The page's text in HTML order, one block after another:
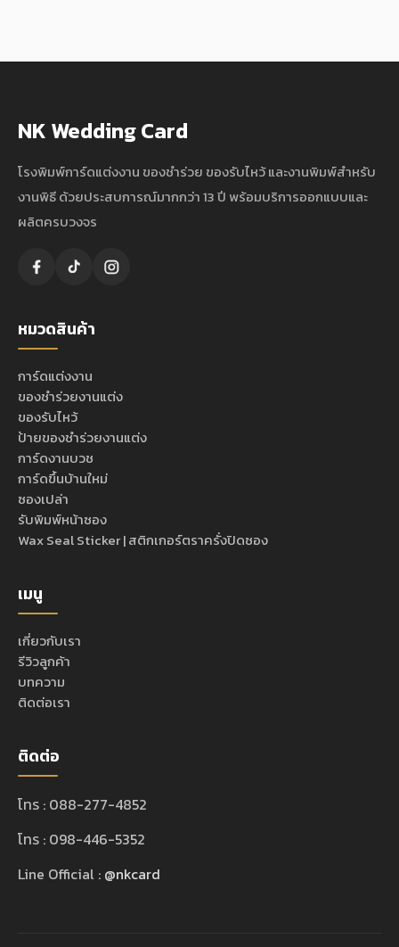
NK Wedding Card
โรงพิมพ์การ์ดแต่งงาน ของชำร่วย ของรับไหว้ และงานพิมพ์สำหรับ
งานพิธี ด้วยประสบการณ์มากกว่า 13 ปี พร้อมบริการออกแบบและ
ผลิตครบวงจร
หมวดสินค้า
การ์ดแต่งงาน
ของชำร่วยงานแต่ง
ของรับไหว้
ป้ายของชำร่วยงานแต่ง
การ์ดงานบวช
การ์ดขึ้นบ้านใหม่
ซองเปล่า
รับพิมพ์หน้าซอง
Wax Seal Sticker | สติกเกอร์ตราครั่งปิดซอง
เมนู
เกี่ยวกับเรา
รีวิวลูกค้า
บทความ
ติดต่อเรา
ติดต่อ
โทร : 088-277-4852
โทร : 098-446-5352
Line Official : @nkcard